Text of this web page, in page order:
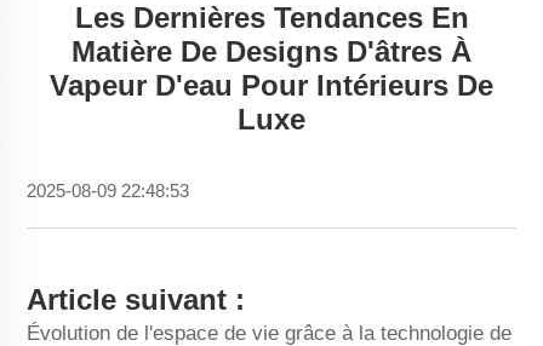
Les Dernières Tendances En
Matière De Designs D'âtres À
Vapeur D'eau Pour Intérieurs De
Luxe
2025-08-09 22:48:53
Article suivant :
Évolution de l'espace de vie grâce à la technologie de